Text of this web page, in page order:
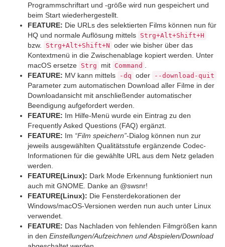
Programmschriftart und -größe wird nun gespeichert und
beim Start wiederhergestellt.
FEATURE: Die URLs des selektierten Films können nun für
HQ und normale Auflösung mittels Strg+Alt+Shift+H
bzw. Strg+Alt+Shift+N oder wie bisher über das
Kontextmenü in die Zwischenablage kopiert werden. Unter
macOS ersetze Strg mit Command
FEATURE: MV kann mittels -dq oder --download-quit
Parameter zum automatischen Download aller Filme in der
Downloadansicht mit anschließender automatischer
Beendigung aufgefordert werden.
FEATURE: Im Hilfe-Menü wurde ein Eintrag zu den
Frequently Asked Questions (FAQ) ergänzt.
FEATURE: Im “Film speichern”-Dialog können nun zur
jeweils ausgewählten Qualitätsstufe ergänzende Codec-
Informationen für die gewählte URL aus dem Netz geladen
werden.
FEATURE(Linux): Dark Mode Erkennung funktioniert nun
auch mit GNOME. Danke an @swsnr!
FEATURE(Linux): Die Fensterdekorationen der
Windows/macOS-Versionen werden nun auch unter Linux
verwendet.
FEATURE: Das Nachladen von fehlenden Filmgrößen kann
in den Einstellungen/Aufzeichnen und Abspielen/Download